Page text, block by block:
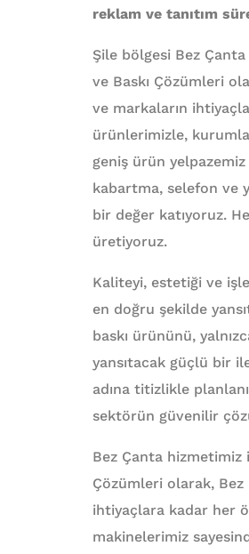
reklam ve tanıtım
Şile bölgesi Bez
ve Baskı Çözümleri
ve markaların
ürünlerimizle,
geniş ürün
kabartma, selefon ve
bir değer katıyoruz.
üretiyoruz.
Kaliteyi, estetiği ve
en doğru şekilde
baskı ürününü,
yansıtacak güçlü bir
adına titizlikle
sektörün güvenilir
Bez Çanta hizmetimiz
Çözümleri olarak,
ihtiyaçlara kadar her
makinelerimiz